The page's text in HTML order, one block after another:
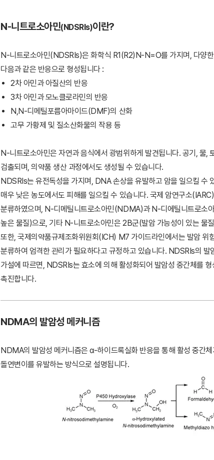
N-니트로소아민(NDSRIs)이란?
N-니트로소아민(NDSRIs)은 화학식 R1(R2)N-N=O를 가지며 , 다양
다음과 같은 반응으로 형성됩니다 :
2차 아민과 아질산의 반응
3차 아민과 모노클로라민의 반응
N,N-디메틸포름아마이드(DMF)의 산화
고무 가황제 및 질소산화물의 작용 등
N-니트로소아민은 자연과 음식에서 광범위하게 발견됩니다. 공기, 물,
검출되며, 의약품 생산 과정에서도 생성될 수 있습니다.
NDSRIs는 유전독성을 가지며, DNA 손상을 유발하고 암을 일으킬 수
매우 낮은 농도에서도 피해를 일으킬 수 있습니다. 국제 암연구소
분류하였으며, N-디메틸니트로소아민(NDMA)과 N-디에틸니트로소
높은 물질)으로, 기타 N-니트로소아민은 2B군(발암 가능성이 있는 물
또한, 국제의약품규제조화위원회(ICH) M7 가이드라인에서는 발암
분류하여 엄격한 관리가 필요하다고 규정하고 있습니다. NDSRIs의
가설에 따르면, NDSRIs는 효소에 의해 활성화되어 발암성 중간체를
촉진합니다.
NDMA의 발암성 메커니즘
NDMA의 발암성 메커니즘은α-하이드록실화 반응을 통해 활성 중간
돌연변이를 유발하는 방식으로 설명됩니다.